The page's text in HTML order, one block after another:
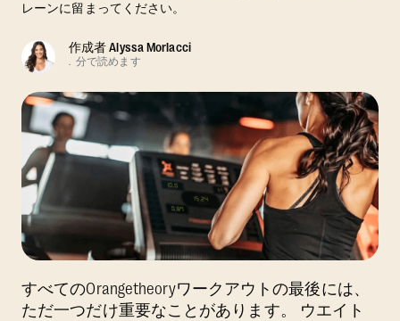
レーンに留まってください。
作成者 Alyssa Morlacci
. 分で読めます
すべてのOrangetheoryワークアウトの最後には、
ただ一つだけ重要なことがあります。 ウエイト